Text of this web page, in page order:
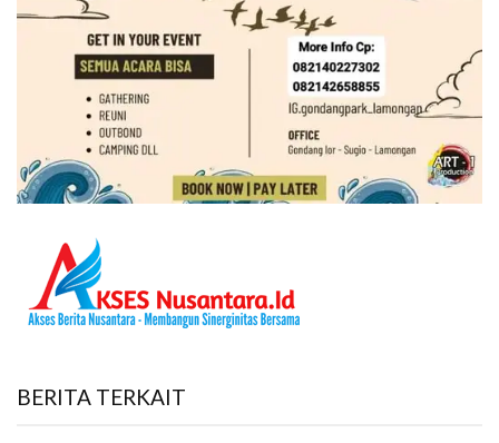
BERITA TERKAIT